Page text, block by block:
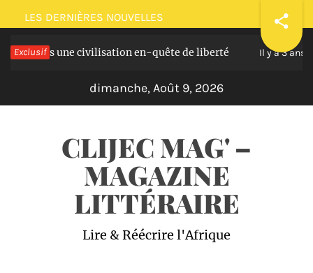
Passer
au
contenu
LES DERNIÈRES NOUVELLES
Exclusif
une civilisation en-quête de liberté Il y a 3 ans
dimanche, Août 9, 2026
CLIJEC MAG' –
MAGAZINE
LITTÉRAIRE
Lire & Réécrire l'Afrique